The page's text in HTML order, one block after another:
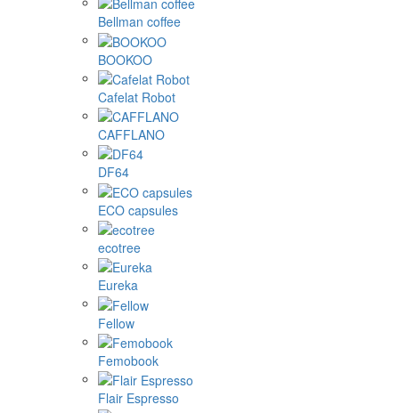
Bellman coffee
BOOKOO
Cafelat Robot
CAFFLANO
DF64
ECO capsules
ecotree
Eureka
Fellow
Femobook
Flair Espresso